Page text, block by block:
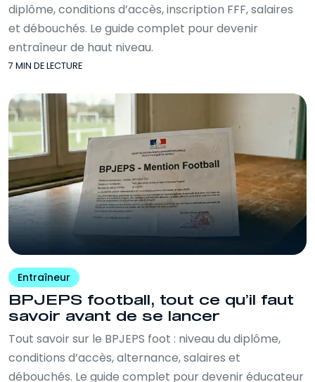
diplôme, conditions d’accès, inscription FFF, salaires
et débouchés. Le guide complet pour devenir
entraîneur de haut niveau.
7 MIN DE LECTURE
Entraîneur
BPJEPS football, tout ce qu’il faut
savoir avant de se lancer
Tout savoir sur le BPJEPS foot : niveau du diplôme,
conditions d’accès, alternance, salaires et
débouchés. Le guide complet pour devenir éducateur